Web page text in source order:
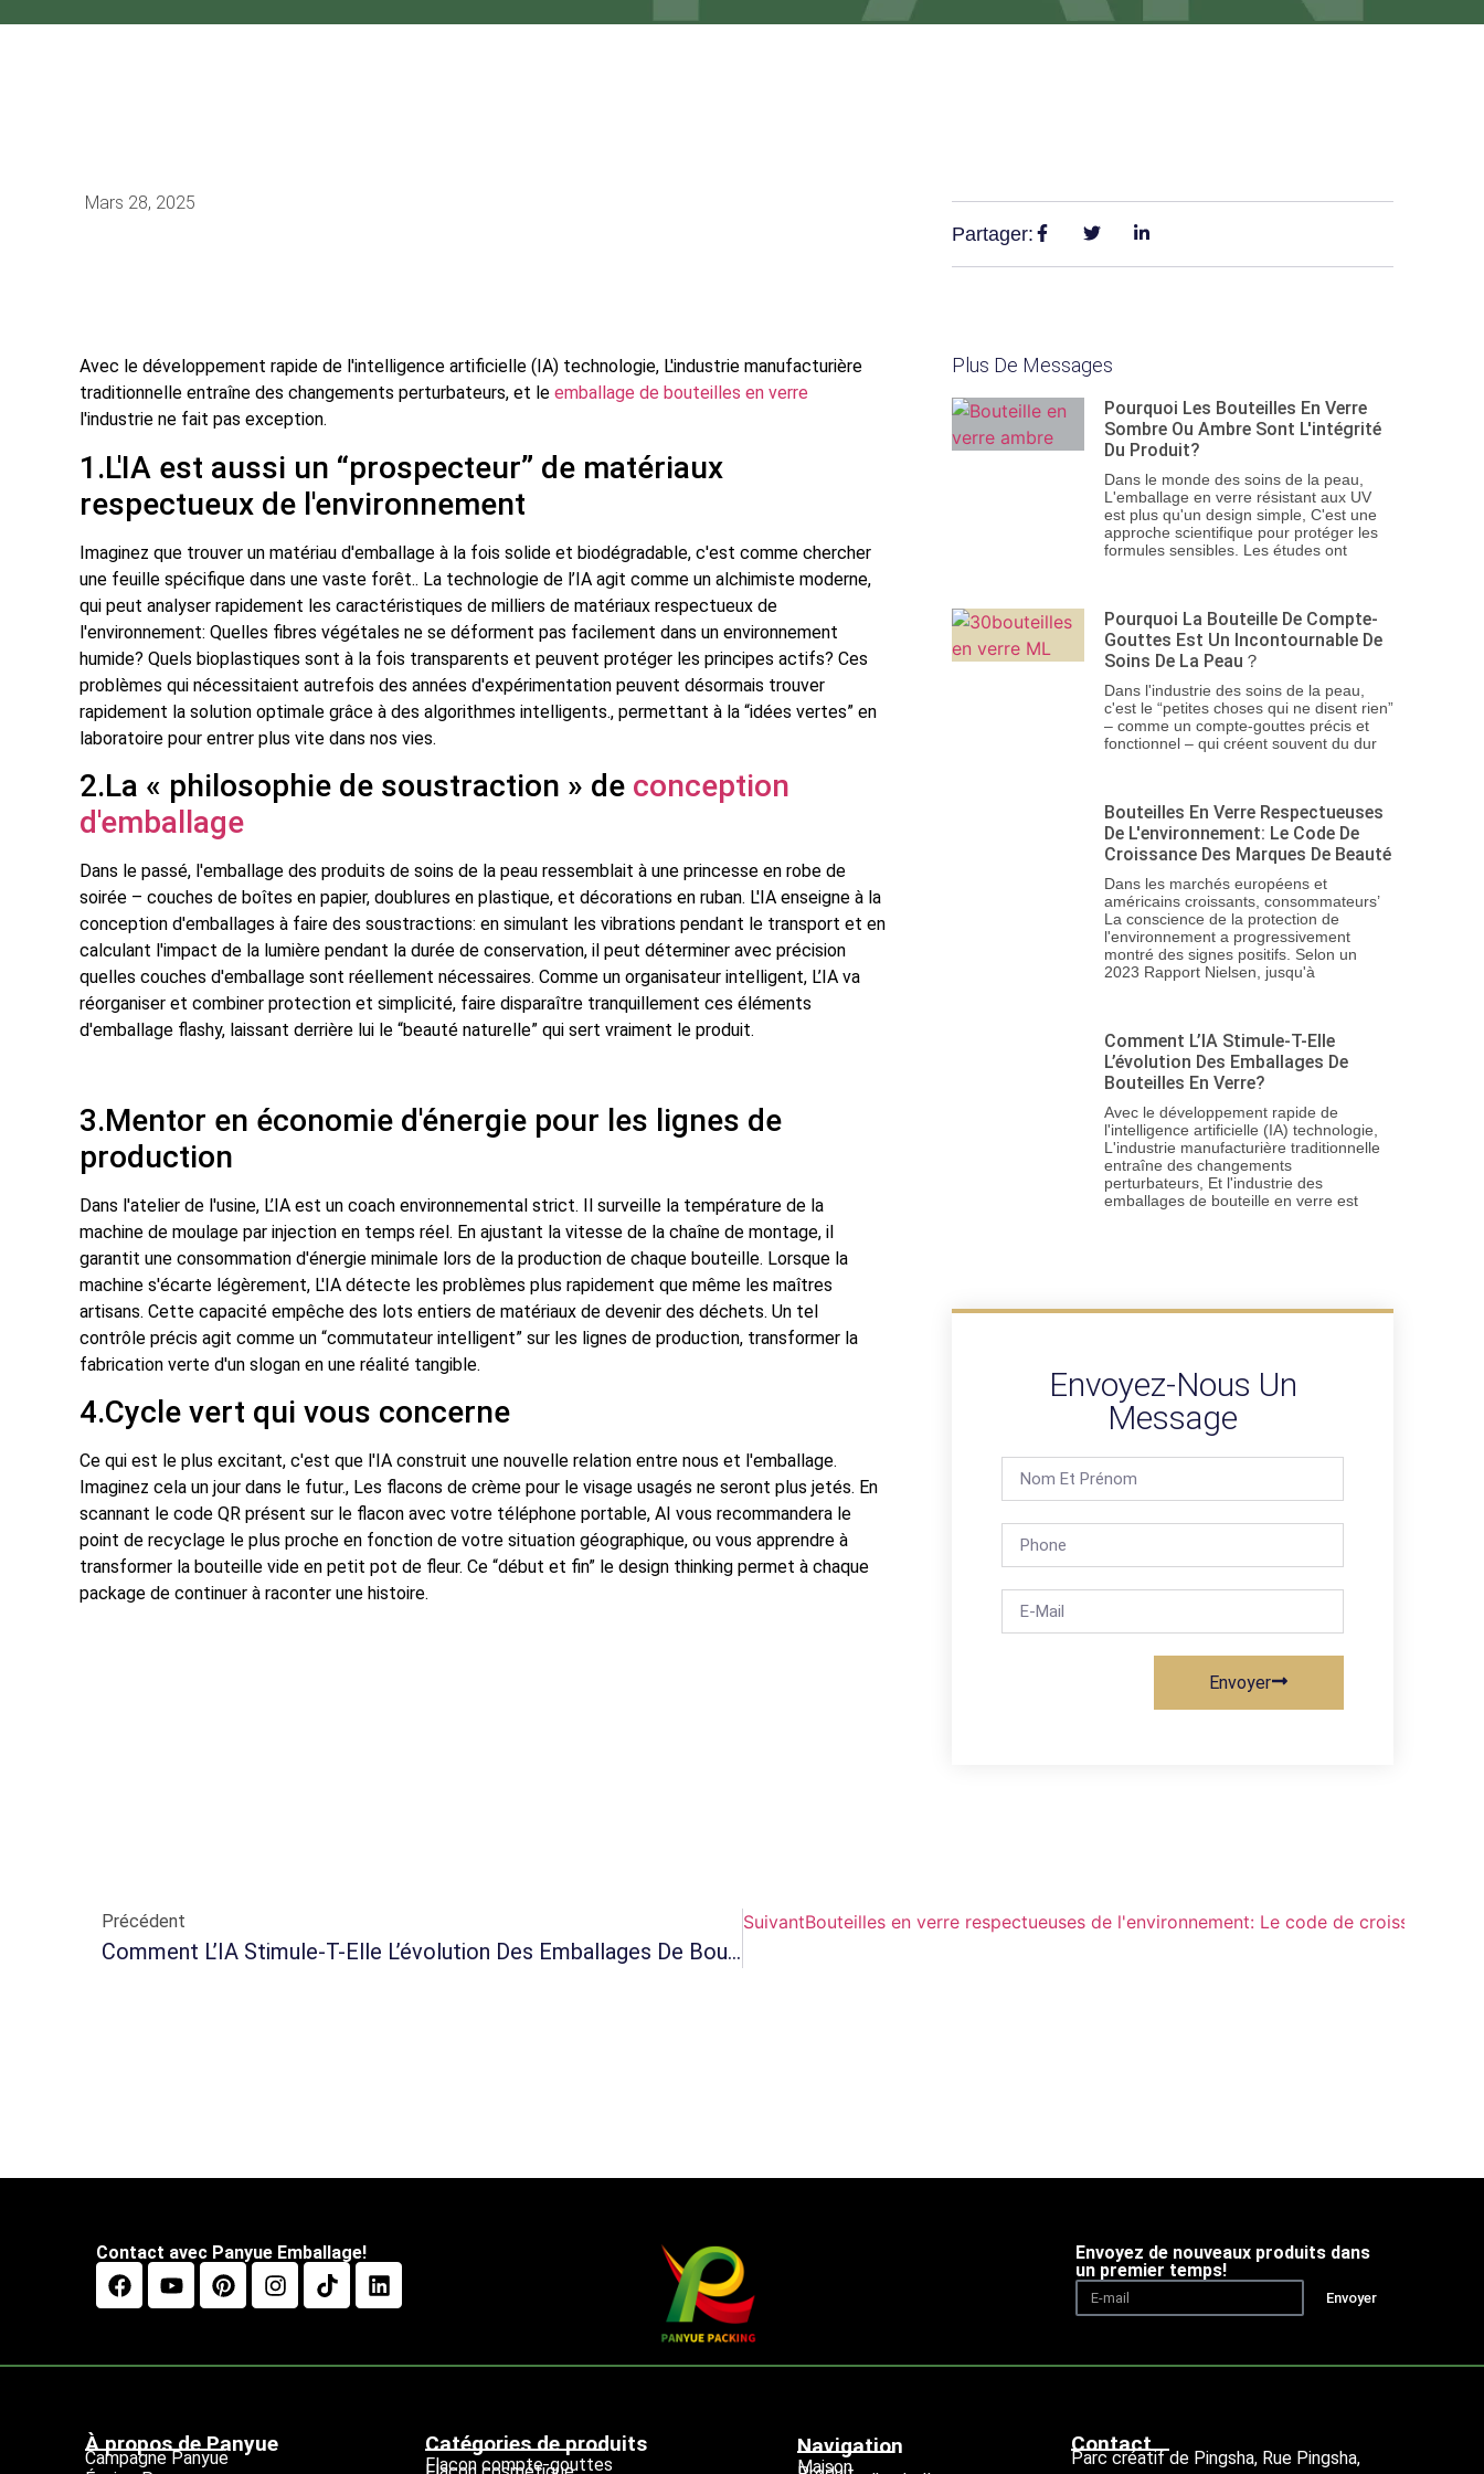
Mars 28, 2025
Avec le développement rapide de l'intelligence artificielle (IA) technologie, L'industrie manufacturière
traditionnelle entraîne des changements perturbateurs, et le emballage de bouteilles en verre
l'industrie ne fait pas exception.
1.L'IA est aussi un “prospecteur” de matériaux
respectueux de l'environnement
Imaginez que trouver un matériau d'emballage à la fois solide et biodégradable, c'est comme chercher
une feuille spécifique dans une vaste forêt.. La technologie de l’IA agit comme un alchimiste moderne,
qui peut analyser rapidement les caractéristiques de milliers de matériaux respectueux de
l'environnement: Quelles fibres végétales ne se déforment pas facilement dans un environnement
humide? Quels bioplastiques sont à la fois transparents et peuvent protéger les principes actifs? Ces
problèmes qui nécessitaient autrefois des années d'expérimentation peuvent désormais trouver
rapidement la solution optimale grâce à des algorithmes intelligents., permettant à la “idées vertes” en
laboratoire pour entrer plus vite dans nos vies.
2.La « philosophie de soustraction » de conception
d'emballage
Dans le passé, l'emballage des produits de soins de la peau ressemblait à une princesse en robe de
soirée – couches de boîtes en papier, doublures en plastique, et décorations en ruban. L'IA enseigne à la
conception d'emballages à faire des soustractions: en simulant les vibrations pendant le transport et en
calculant l'impact de la lumière pendant la durée de conservation, il peut déterminer avec précision
quelles couches d'emballage sont réellement nécessaires. Comme un organisateur intelligent, L’IA va
réorganiser et combiner protection et simplicité, faire disparaître tranquillement ces éléments
d'emballage flashy, laissant derrière lui le “beauté naturelle” qui sert vraiment le produit.
3.Mentor en économie d'énergie pour les lignes de
production
Dans l'atelier de l'usine, L’IA est un coach environnemental strict. Il surveille la température de la
machine de moulage par injection en temps réel. En ajustant la vitesse de la chaîne de montage, il
garantit une consommation d'énergie minimale lors de la production de chaque bouteille. Lorsque la
machine s'écarte légèrement, L'IA détecte les problèmes plus rapidement que même les maîtres
artisans. Cette capacité empêche des lots entiers de matériaux de devenir des déchets. Un tel
contrôle précis agit comme un “commutateur intelligent” sur les lignes de production, transformer la
fabrication verte d'un slogan en une réalité tangible.
4.Cycle vert qui vous concerne
Ce qui est le plus excitant, c'est que l'IA construit une nouvelle relation entre nous et l'emballage.
Imaginez cela un jour dans le futur., Les flacons de crème pour le visage usagés ne seront plus jetés. En
scannant le code QR présent sur le flacon avec votre téléphone portable, AI vous recommandera le
point de recyclage le plus proche en fonction de votre situation géographique, ou vous apprendre à
transformer la bouteille vide en petit pot de fleur. Ce “début et fin” le design thinking permet à chaque
package de continuer à raconter une histoire.
Partager:
Plus De Messages
Pourquoi Les Bouteilles En Verre
Sombre Ou Ambre Sont L'intégrité
Du Produit?
Dans le monde des soins de la peau,
L'emballage en verre résistant aux UV
est plus qu'un design simple, C'est une
approche scientifique pour protéger les
formules sensibles. Les études ont
Pourquoi La Bouteille De Compte-
Gouttes Est Un Incontournable De
Soins De La Peau？
Dans l'industrie des soins de la peau,
c'est le “petites choses qui ne disent rien”
– comme un compte-gouttes précis et
fonctionnel – qui créent souvent du dur
Bouteilles En Verre Respectueuses
De L'environnement: Le Code De
Croissance Des Marques De Beauté
Dans les marchés européens et
américains croissants, consommateurs’
La conscience de la protection de
l'environnement a progressivement
montré des signes positifs. Selon un
2023 Rapport Nielsen, jusqu'à
Comment L’IA Stimule-T-Elle
L’évolution Des Emballages De
Bouteilles En Verre?
Avec le développement rapide de
l'intelligence artificielle (IA) technologie,
L'industrie manufacturière traditionnelle
entraîne des changements
perturbateurs, Et l'industrie des
emballages de bouteille en verre est
Envoyez-Nous Un
Message
Envoyer
Précédent
Comment L’IA Stimule-T-Elle L’évolution Des Emballages De Bouteilles En Verre?
SuivantBouteilles en verre respectueuses de l'environnement: Le code de croissance
Contact avec Panyue Emballage!
Envoyez de nouveaux produits dans
un premier temps!
Envoyer
À propos de Panyue
Campagne Panyue
Catégories de produits
Flacon compte-gouttes
Navigation
Maison
Contact
Parc créatif de Pingsha, Rue Pingsha,